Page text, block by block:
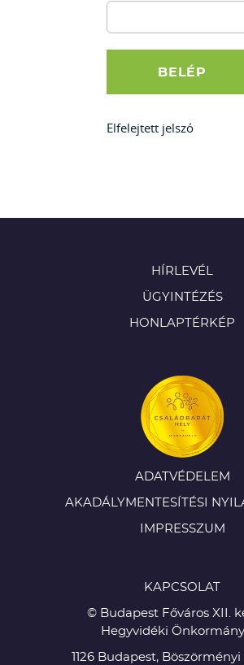
Elfelejtett jelszó
HÍRLEVÉL
ÜGYINTÉZÉS
HONLAPTÉRKÉP
ADATVÉDELEM
AKADÁLYMENTESÍTÉSI
IMPRESSZUM
KAPCSOLAT
© Budapest Főváros XII.
Hegyvidéki
1126 Budapest,